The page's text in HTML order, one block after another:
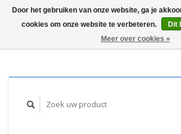
Door het gebruiken van onze website, ga je
cookies om onze website te verbeteren.
Dit
Meer over cookies »